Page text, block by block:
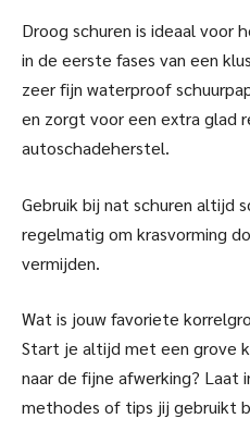
Droog schuren is ideaal voor
in de eerste fases van een
zeer fijn waterproof
en zorgt voor een extra glad
autoschadeherstel.
Gebruik bij nat schuren altijd
regelmatig om krasvorming
vermijden.
Wat is jouw favoriete
Start je altijd met een grove
naar de fijne afwerking? Laat
methodes of tips jij gebruikt